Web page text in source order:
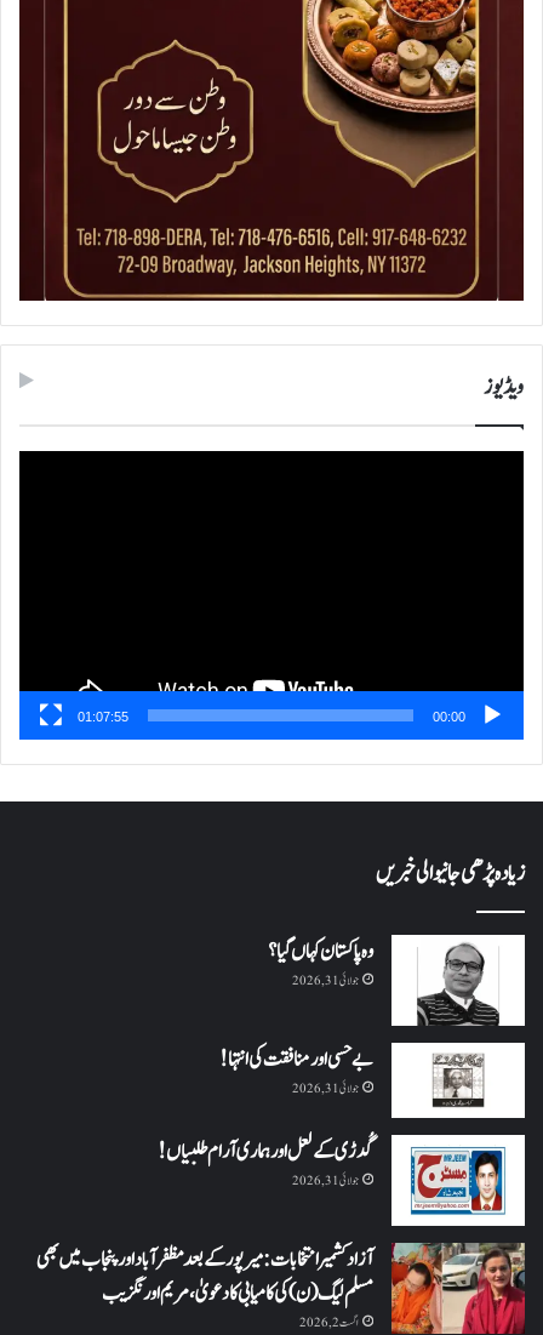
ویڈیوز
00:00
01:07:55
زیادہ پڑھی جانیوالی خبریں
وہ پاکستان کہاں گیا؟
جولائی 31, 2026
بے حسی اور منافقت کی انتہا !
جولائی 31, 2026
گُدڑی کے لعل اور ہماری آرام طلبیاں!
جولائی 31, 2026
آزاد کشمیر انتخابات: میرپور کے بعد مظفرآباد اور پنجاب میں بھی
مسلم لیگ (ن) کی کامیابی کا دعویٰ، مریم اورنگزیب
اگست 2, 2026